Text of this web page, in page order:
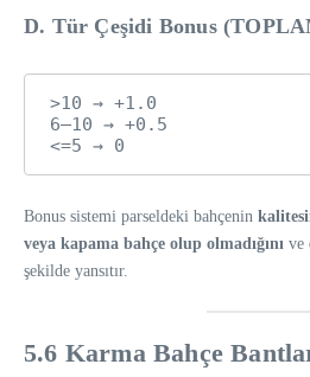
D. Tür Çeşidi Bonus
>10 → +1.0
6–10 → +0.5
Bonus sistemi parseldeki bahçenin
veya kapama bahçe olup olmadığını ve
şekilde yansıtır.
5.6 Karma Bahçe